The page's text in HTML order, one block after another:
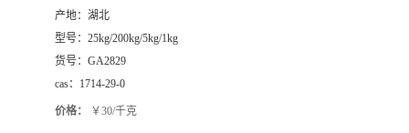
产地： 湖北
型号： 25kg/200kg/5kg/1kg
货号： GA2829
cas： 1714-29-0
价格： ￥30/千克